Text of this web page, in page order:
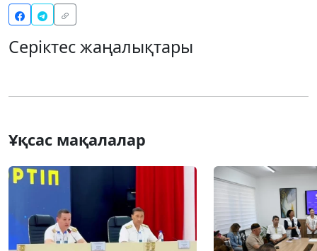
Серіктес жаңалықтары
Ұқсас мақалалар